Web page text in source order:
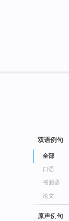
双语例句
全部
口语
书面语
论文
原声例句